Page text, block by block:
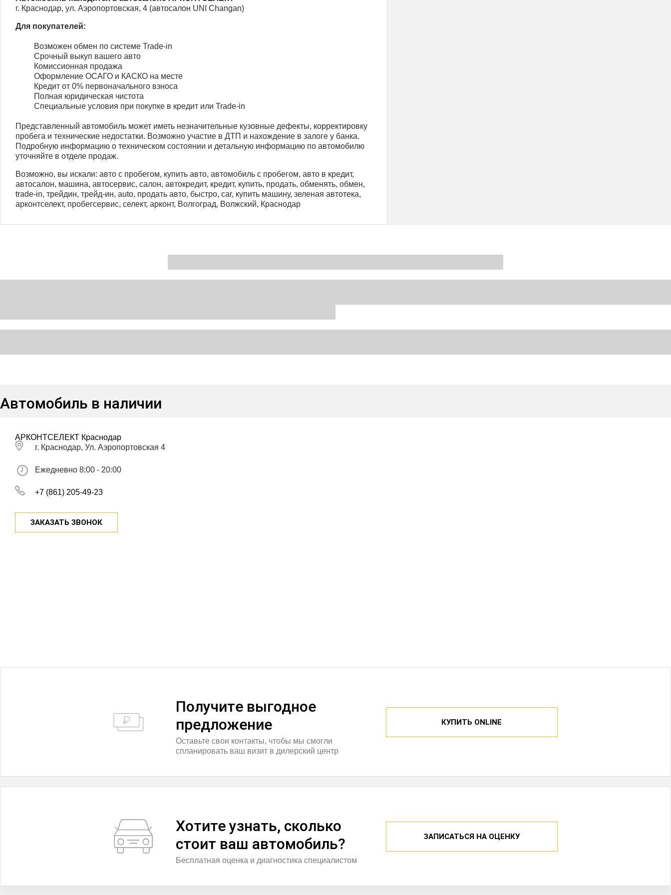
г. Краснодар, ул. Аэропортовская, 4 (автосалон UNI Changan)
Для покупателей:
Возможен обмен по системе Trade-in
Срочный выкуп вашего авто
Комиссионная продажа
Оформление ОСАГО и КАСКО на месте
Кредит от 0% первоначального взноса
Полная юридическая чистота
Специальные условия при покупке в кредит или Trade-in
Представленный автомобиль может иметь незначительные кузовные дефекты, корректировку
пробега и технические недостатки. Возможно участие в ДТП и нахождение в залоге у банка.
Подробную информацию о техническом состоянии и детальную информацию по автомобилю
уточняйте в отделе продаж.
Возможно, вы искали: авто с пробегом, купить авто, автомобиль с пробегом, авто в кредит,
автосалон, машина, автосервис, салон, автокредит, кредит, купить, продать, обменять, обмен,
trade-in, трейдин, трейд-ин, auto, продать авто, быстро, car, купить машину, зеленая автотека,
арконтселект, пробегсервис, селект, арконт, Волгоград, Волжский, Краснодар
Автомобиль в наличии
АРКОНТСЕЛЕКТ Краснодар
г. Краснодар, Ул. Аэропортовская 4
Ежедневно 8:00 - 20:00
+7 (861) 205-49-23
ЗАКАЗАТЬ ЗВОНОК
Получитe выгодное
предложение
Оставьте свои контакты, чтобы мы смогли
спланировать ваш визит в дилерский центр
КУПИТЬ ONLINE
Хотите узнать, сколько
стоит ваш автомобиль?
Бесплатная оценка и диагностика специалистом
ЗАПИСАТЬСЯ НА ОЦЕНКУ